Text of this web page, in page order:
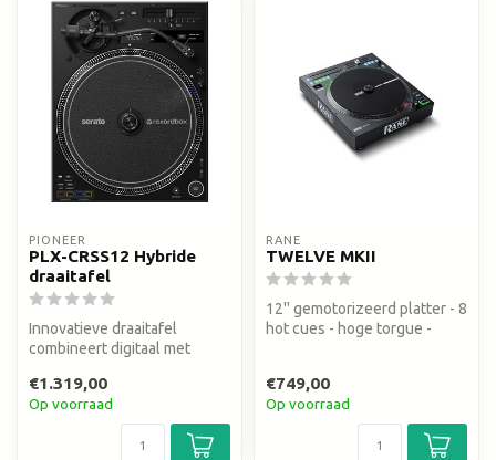
PIONEER
PLX-CRSS12 Hybride
draaitafel
Innovatieve draaitafel
combineert digitaal met
€1.319,00
Op voorraad
RANE
TWELVE MKII
12'' gemotorizeerd platter - 8
hot cues - hoge torgue -
€749,00
Op voorraad